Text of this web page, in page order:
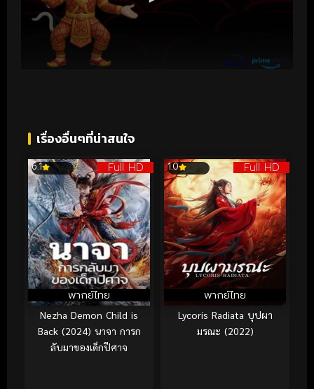
เรื่องอื่นๆที่น่าสนใจ
Full HD
พากย์ไทย
6.1
Nezha Demon Child is
Back (2024) นาจา การก
ลับมาของเด็กปีศาจ
Full HD
พากย์ไทย
1.0
Lycoris Radiata บุปผา
มรณะ (2022)